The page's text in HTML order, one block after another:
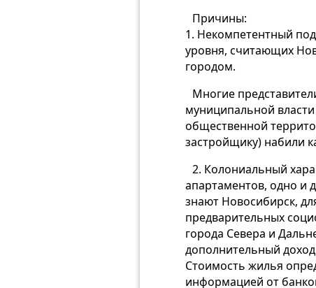
Причины:
1. Некомпетентный
уровня, считающих
городом.
Многие
муниципальной
общественной
застройщику) набили
2. Колониальный
апартаментов, одно и
знают Новосибирск,
предварительных
города Севера и
дополнительный
Стоимость жилья
информацией от